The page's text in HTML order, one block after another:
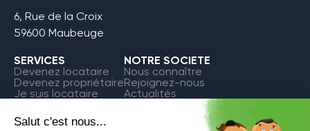
6, Rue de la Croix
59600 Maubeuge
SERVICES
Devenez locataire
Devenez propriétaire
Je suis locataire
NOTRE SOCIETE
Nous connaître
Rejoignez-nous
Actualités